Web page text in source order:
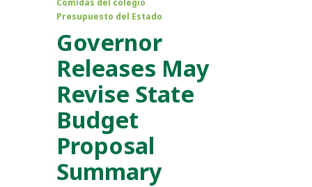
Presupuesto del Estado
Governor
Releases May
Revise State
Budget
Proposal
Summary